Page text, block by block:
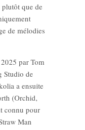
que de
de mélodies
par Tom
Studio de
a ensuite
(Orchid,
connu pour
Man